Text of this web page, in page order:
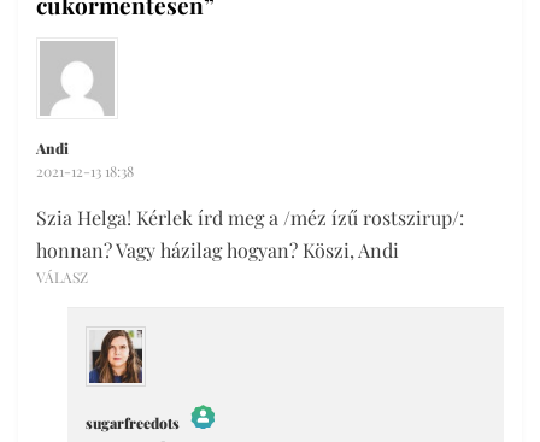
Andi
2021-12-13 18:38
Szia Helga! Kérlek írd meg a /méz ízű rostszirup/:
honnan? Vagy házilag hogyan? Köszi, Andi
VÁLASZ
sugarfreedots